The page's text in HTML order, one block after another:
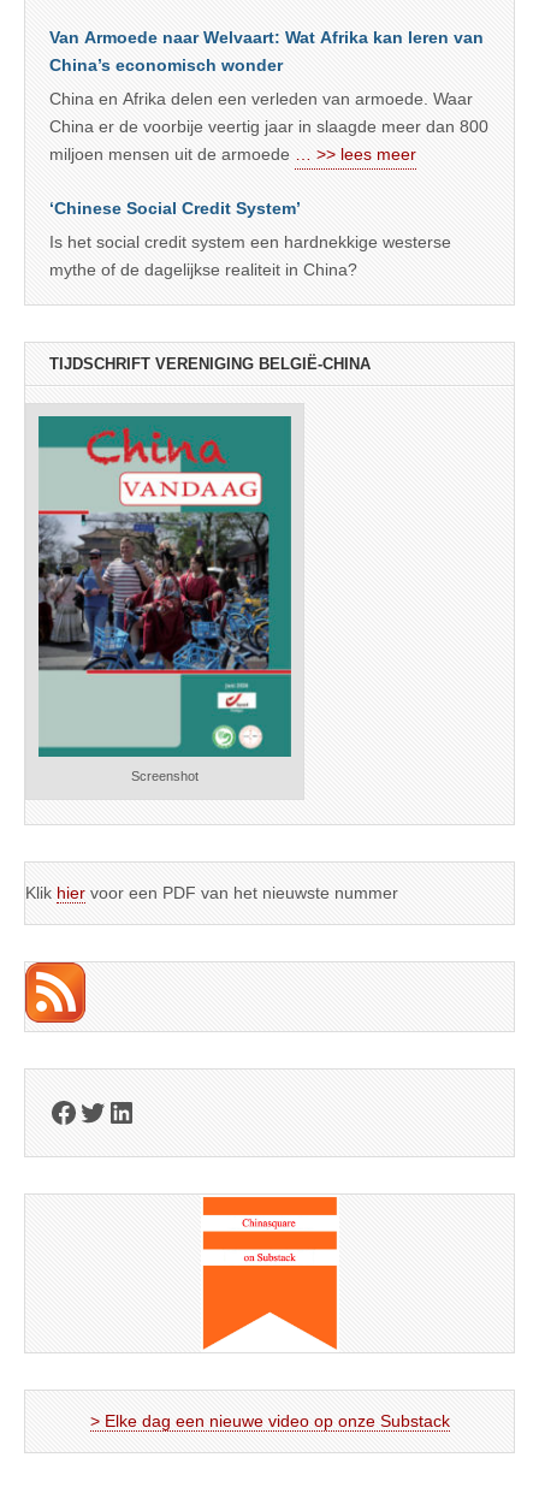
Van Armoede naar Welvaart: Wat Afrika kan leren van
China’s economisch wonder
China en Afrika delen een verleden van armoede. Waar
China er de voorbije veertig jaar in slaagde meer dan 800
miljoen mensen uit de armoede … >> lees meer
‘Chinese Social Credit System’
Is het social credit system een hardnekkige westerse
mythe of de dagelijkse realiteit in China?
TIJDSCHRIFT VERENIGING BELGIË-CHINA
Screenshot
Klik hier voor een PDF van het nieuwste nummer
Facebook
Twitter
LinkedIn
> Elke dag een nieuwe video op onze Substack